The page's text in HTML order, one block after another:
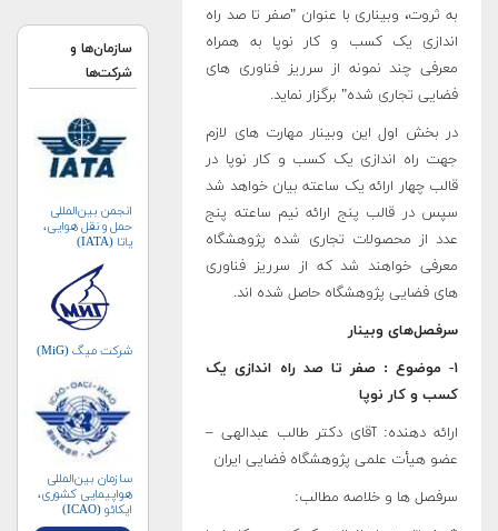
به ثروت، وبیناری با عنوان "صفر تا صد راه
اندازی یک کسب و کار نوپا به همراه
معرفی چند نمونه از سرریز فناوری­ های
فضایی تجاری شده" برگزار نماید.
در بخش اول این وبینار مهارت های لازم
جهت راه اندازی یک کسب و کار نوپا در
قالب چهار ارائه یک ساعته بیان خواهد شد
سپس در قالب پنج ارائه نیم ساعته پنج
عدد از محصولات تجاری شده پژوهشگاه
معرفی خواهند شد که از سرریز فناوری
های فضایی پژوهشگاه حاصل شده اند.
سرفصل‌های وبینار
۱- موضوع : صفر تا صد راه ­اندازی یک
کسب و کار نوپا
ارائه دهنده: آقای دکتر طالب عبدالهی –
عضو هیأت علمی پژوهشگاه فضایی ایران
سرفصل­ ها و خلاصه مطالب:
سازمان‌ها و
شرکت‌ها
انجمن بین‌المللی
حمل و نقل هوایی،
یاتا (IATA)
شرکت میگ (MiG)
سازمان بین‌المللی
هواپیمایی کشوری،
ایکائو (ICAO)